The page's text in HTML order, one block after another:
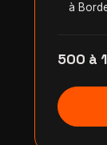
à
500 à